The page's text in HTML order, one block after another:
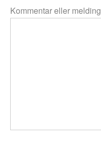
Kommentar eller melding